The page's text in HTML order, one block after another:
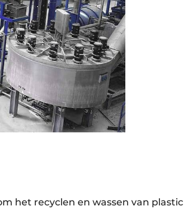
het recyclen en wassen van plastic